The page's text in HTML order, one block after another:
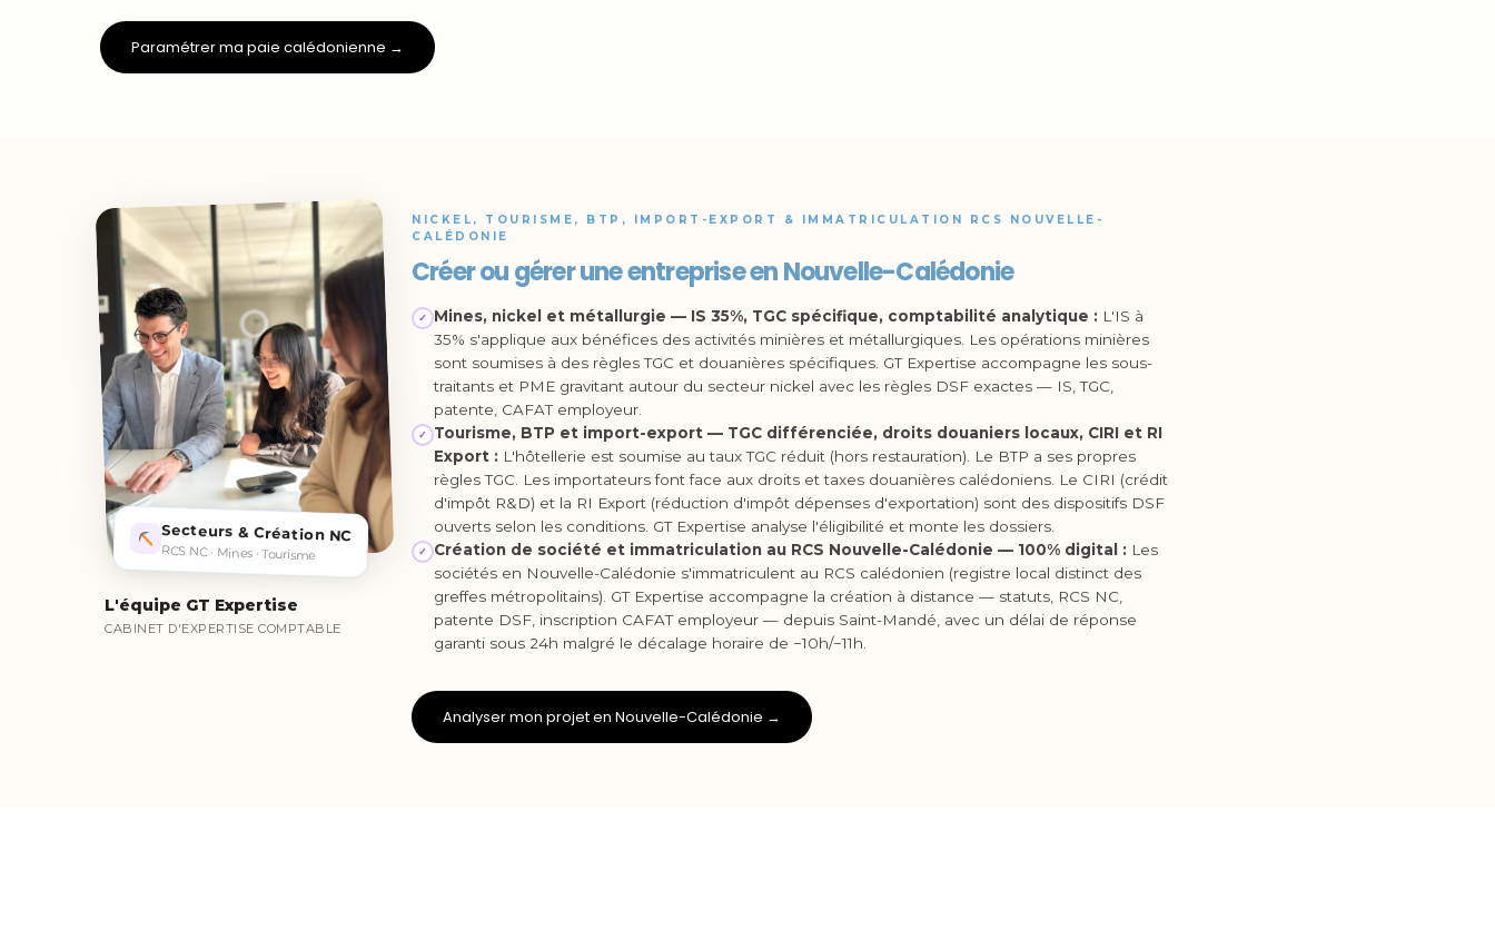
Paramétrer ma paie calédonienne →
Secteurs & Création NC
RCS NC · Mines · Tourisme
L'équipe GT Expertise
CABINET D'EXPERTISE COMPTABLE
NICKEL, TOURISME, BTP, IMPORT-EXPORT & IMMATRICULATION RCS NOUVELLE-
CALÉDONIE
Créer ou gérer une entreprise en Nouvelle-Calédonie
✓ Mines, nickel et métallurgie — IS 35%, TGC spécifique, comptabilité analytique : L'IS à
35% s'applique aux bénéfices des activités minières et métallurgiques. Les opérations minières
sont soumises à des règles TGC et douanières spécifiques. GT Expertise accompagne les sous-
traitants et PME gravitant autour du secteur nickel avec les règles DSF exactes — IS, TGC,
patente, CAFAT employeur.
✓
Tourisme, BTP et import-export — TGC différenciée, droits douaniers locaux, CIRI et RI
Export : L'hôtellerie est soumise au taux TGC réduit (hors restauration). Le BTP a ses propres
règles TGC. Les importateurs font face aux droits et taxes douanières calédoniens. Le CIRI (crédit
d'impôt R&D) et la RI Export (réduction d'impôt dépenses d'exportation) sont des dispositifs DSF
ouverts selon les conditions. GT Expertise analyse l'éligibilité et monte les dossiers.
✓ Création de société et immatriculation au RCS Nouvelle-Calédonie — 100% digital : Les
sociétés en Nouvelle-Calédonie s'immatriculent au RCS calédonien (registre local distinct des
greffes métropolitains). GT Expertise accompagne la création à distance — statuts, RCS NC,
patente DSF, inscription CAFAT employeur — depuis Saint-Mandé, avec un délai de réponse
garanti sous 24h malgré le décalage horaire de −10h/−11h.
Analyser mon projet en Nouvelle-Calédonie →